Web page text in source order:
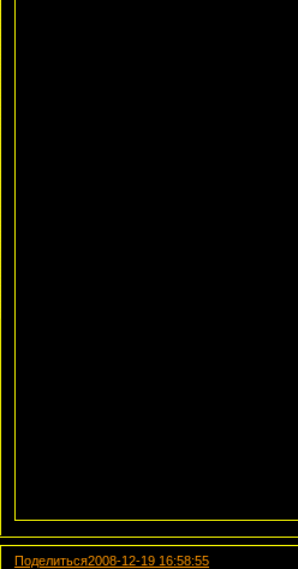
Поделиться2008-12-19 16:58:55